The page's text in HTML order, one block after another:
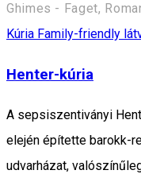
Ghimes - Faget,
Kúria Family-friendly
Henter-kúria
A sepsiszentiványi
elején építette barokk-
udvarházat,